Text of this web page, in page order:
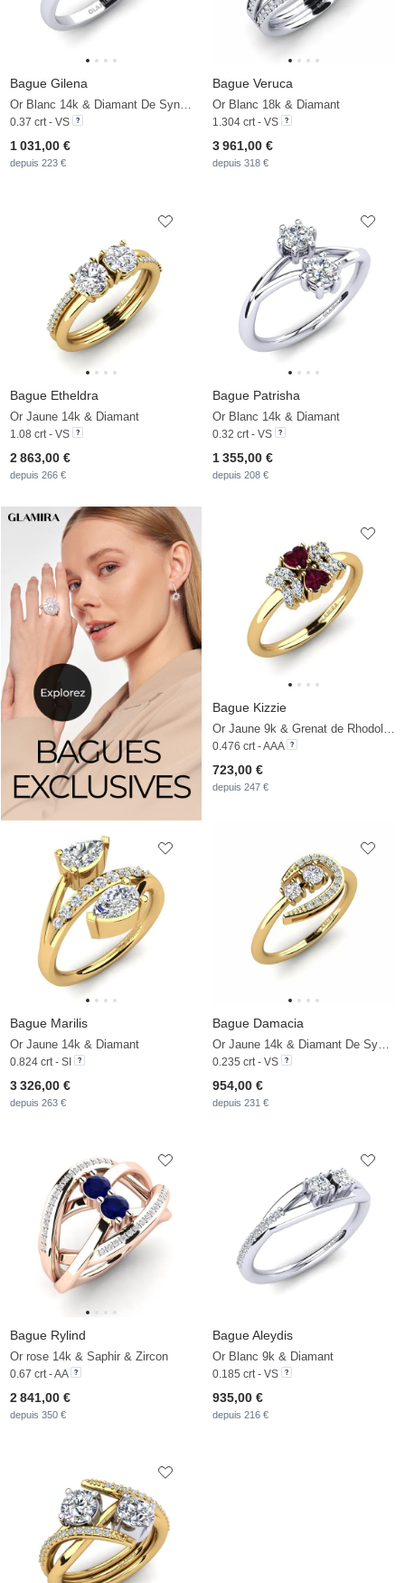
Bague Gilena
0.37 crt - VS
1 031,00 €
depuis 223 €
Bague Veruca
Or Blanc 18k & Diamant
1.304 crt - VS
3 961,00 €
depuis 318 €
Bague Etheldra
Or Jaune 14k & Diamant
1.08 crt - VS
2 863,00 €
depuis 266 €
Bague Patrisha
Or Blanc 14k & Diamant
0.32 crt - VS
1 355,00 €
depuis 208 €
Bague Kizzie
0.476 crt - AAA
723,00 €
depuis 247 €
Bague Marilis
Or Jaune 14k & Diamant
0.824 crt - SI
3 326,00 €
depuis 263 €
Bague Damacia
0.235 crt - VS
954,00 €
depuis 231 €
Bague Rylind
Or rose 14k & Saphir & Zircon
0.67 crt - AA
2 841,00 €
depuis 350 €
Bague Aleydis
Or Blanc 9k & Diamant
0.185 crt - VS
935,00 €
depuis 216 €